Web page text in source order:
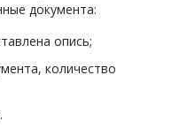
документа:
опись;
количество